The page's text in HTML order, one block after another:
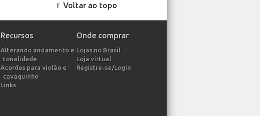
⇧ Voltar ao topo
Recursos
Alterando andamento e
tonalidade
Acordes para violão e
cavaquinho
Links
Onde comprar
Lojas no Brasil
Loja virtual
Registre-se/Login